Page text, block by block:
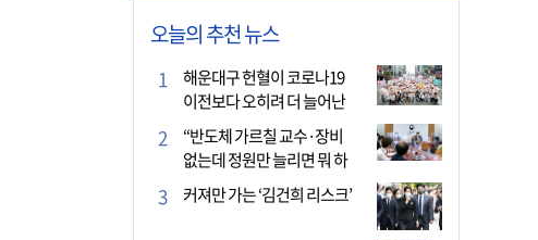
오늘의 추천 뉴스
해운대구 헌혈이 코로나19
이전보다 오히려 더 늘어난
이유는?
“반도체 가르칠 교수·장비
없는데 정원만 늘리면 뭐 하
나”
커져만 가는 ‘김건희 리스크’